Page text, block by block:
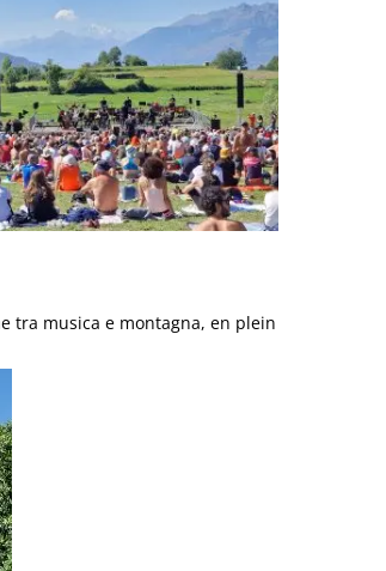
tra musica e montagna, en plein